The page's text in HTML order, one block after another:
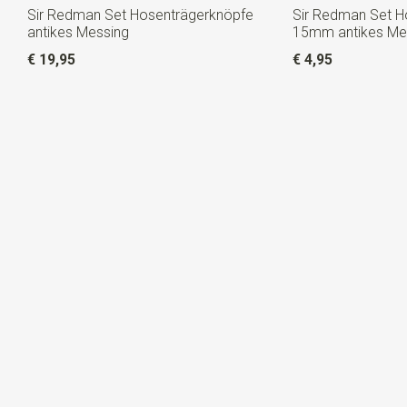
Sir Redman Set Hosenträgerknöpfe
antikes Messing
€ 19,95
Sir Redman Set
15mm antikes
€ 4,95